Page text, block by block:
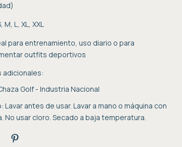
M, L, XL, XXL
para entrenamiento, uso diario o para
outfits deportivos
adicionales:
Golf - Industria Nacional
Lavar antes de usar. Lavar a mano o máquina con
No usar cloro. Secado a baja temperatura.